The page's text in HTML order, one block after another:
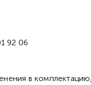
92 06
в